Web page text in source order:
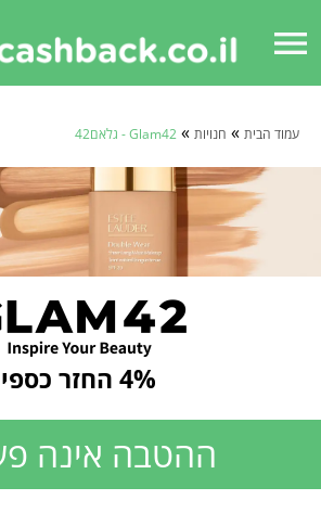
menu
עמוד הבית » חנויות » Glam42 - גלאם42
4% החזר כספי
ההטבה אינה